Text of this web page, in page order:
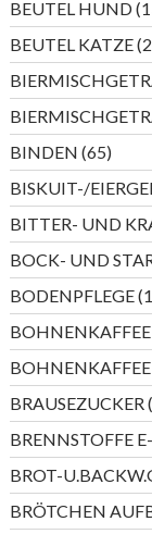
BEUTEL HUND
BEUTEL KATZE
BINDEN 6565
BISKUIT-/
BITTER- UND
BOCK- UND
BODENPFLEGE
BRAUSEZUCKER
BRENNSTOFFE
BROT-
BRÖTCHEN